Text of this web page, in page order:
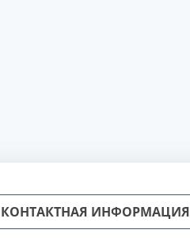
КОНТАКТНАЯ ИНФОРМАЦИЯ